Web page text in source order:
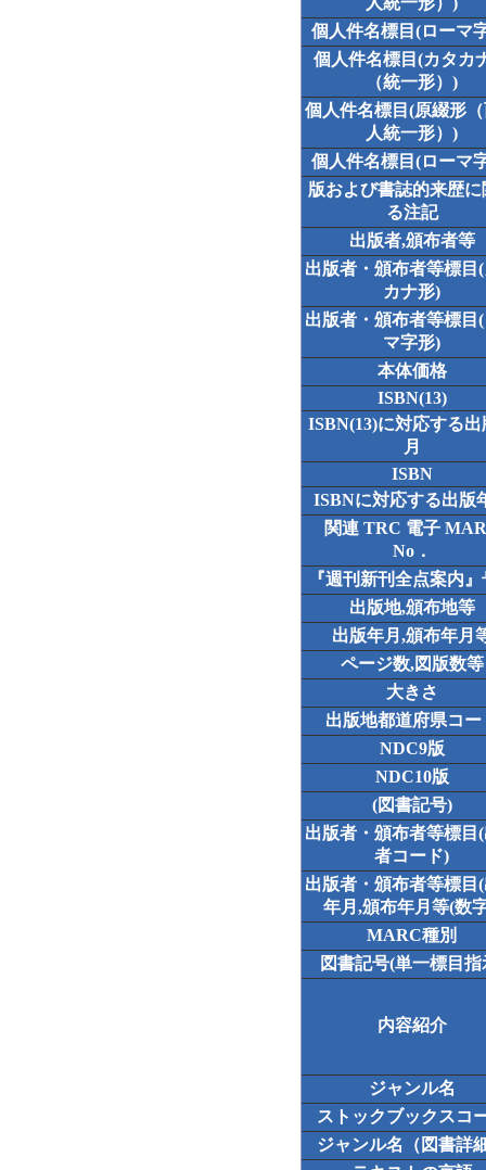
個人件名標目(ローマ
個人件名標目(カタカ
（統一形）)
個人件名標目(原綴形
人統一形）)
個人件名標目(ローマ
版および書誌的来歴に
る注記
出版者,頒布者等
出版者・頒布者等標目
カナ形)
出版者・頒布者等標目
マ字形)
本体価格
ISBN(13)
ISBN(13)に対応する出
月
ISBN
ISBNに対応する出版
関連 TRC 電子
No．
『週刊新刊全点案内
出版地,頒布地等
出版年月,頒布年月
ページ数,図版数等
大きさ
出版地都道府県コー
NDC9版
NDC10版
(図書記号)
出版者・頒布者等標目
者コード)
出版者・頒布者等標目
年月,頒布年月等(数
MARC種別
図書記号(単一標目指
内容紹介
ジャンル名
ストックブックスコ
ジャンル名（図書詳